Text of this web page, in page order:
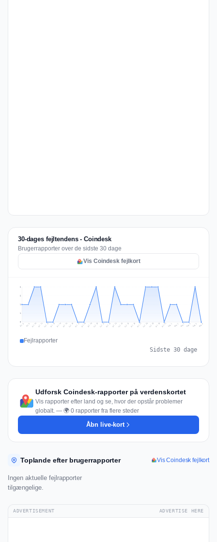
30-dages fejltendens - Coindesk
Brugerrapporter over de sidste 30 dage
Vis Coindesk fejlkort
1
1
2
2
Jul 8 Jul 9 Jul 10 Jul 11 Jul 12 Jul 13 Jul 14 Jul 15 Jul 16 Jul 17 Jul 18 Jul 19 Jul 20 Jul 21 Jul 22 Jul 23 Jul 24 Jul 25 Jul 26 Jul 27 Jul 28 Jul 29 Jul 30 Jul 31 Aug 1 Aug 2 Aug 3 Aug 4 Aug 5 Aug 6
Fejlrapporter
Sidste 30 dage
Udforsk Coindesk-rapporter på verdenskortet
Vis rapporter efter land og se, hvor der opstår problemer
globalt. — 🌍 0 rapporter fra flere steder
Åbn live-kort
Toplande efter brugerrapporter Vis Coindesk fejlkort
Ingen aktuelle fejlrapporter
tilgængelige.
ADVERTISEMENT ADVERTISE HERE